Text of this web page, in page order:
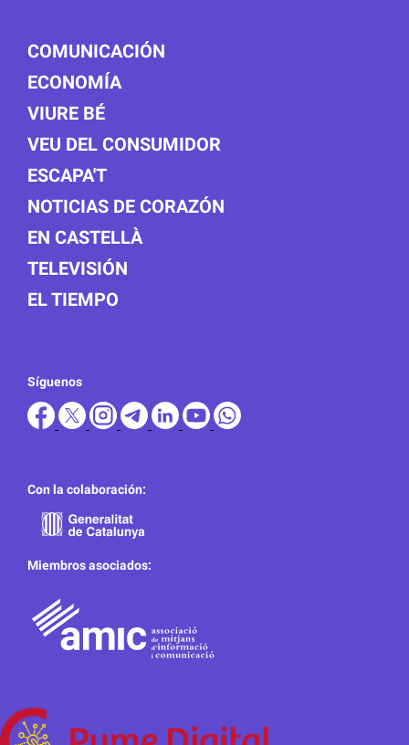
COMUNICACIÓN
ECONOMÍA
VIURE BÉ
VEU DEL CONSUMIDOR
ESCAPA'T
NOTICIAS DE CORAZÓN
EN CASTELLÀ
TELEVISIÓN
EL TIEMPO
Síguenos
Con la colaboración:
Miembros asociados: